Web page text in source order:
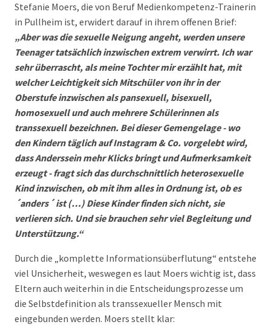
Stefanie Moers, die von Beruf Medienkompetenz-Trainerin
in Pullheim ist, erwidert darauf in ihrem offenen Brief:
„Aber was die sexuelle Neigung angeht, werden unsere
Teenager tatsächlich inzwischen extrem verwirrt. Ich war
sehr überrascht, als meine Tochter mir erzählt hat, mit
welcher Leichtigkeit sich Mitschüler von ihr in der
Oberstufe inzwischen als pansexuell, bisexuell,
homosexuell und auch mehrere Schülerinnen als
transsexuell bezeichnen. Bei dieser Gemengelage - wo
den Kindern täglich auf Instagram & Co. vorgelebt wird,
dass Anderssein mehr Klicks bringt und Aufmerksamkeit
erzeugt - fragt sich das durchschnittlich heterosexuelle
Kind inzwischen, ob mit ihm alles in Ordnung ist, ob es
´anders´ ist (…) Diese Kinder finden sich nicht, sie
verlieren sich. Und sie brauchen sehr viel Begleitung und
Unterstützung.“
Durch die „komplette Informationsüberflutung“ entstehe
viel Unsicherheit, weswegen es laut Moers wichtig ist, dass
Eltern auch weiterhin in die Entscheidungsprozesse um
die Selbstdefinition als transsexueller Mensch mit
eingebunden werden. Moers stellt klar: